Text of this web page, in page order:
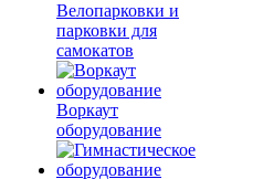
Велопарковки и
парковки для
самокатов
Воркаут
оборудование